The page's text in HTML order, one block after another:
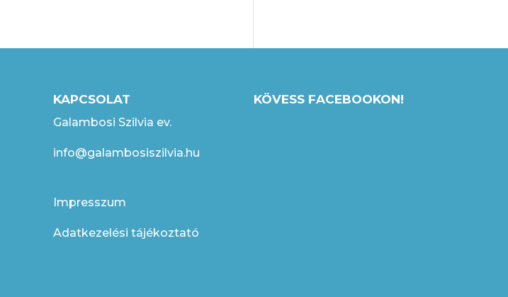
KAPCSOLAT
Galambosi Szilvia ev.
info@galambosiszilvia.hu
Impresszum
Adatkezelési tájékoztató
KÖVESS FACEBOOKON!